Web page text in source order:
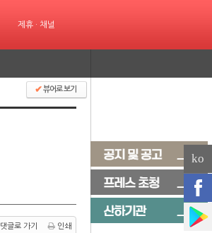
제휴 · 채널
✔뷰어로 보기
댓글로 가기 인쇄
ko